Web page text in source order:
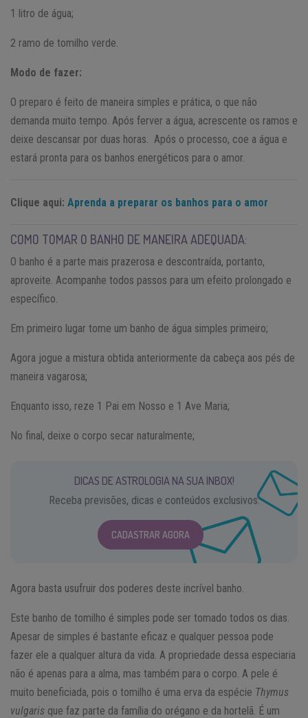
1 litro de água;
2 ramo de tomilho verde.
Modo de fazer:
O preparo é feito de maneira simples e prática, o que não
demanda muito tempo. Após ferver a água, acrescente os ramos e
deixe descansar por duas horas. Após o processo, coe a água e
estará pronta para os banhos energéticos para o amor.
Clique aqui: Aprenda a preparar os banhos para o amor
COMO TOMAR O BANHO DE MANEIRA ADEQUADA:
O banho é a parte mais prazerosa e descontraída, portanto,
aproveite. Acompanhe todos passos para um efeito prolongado e
específico.
Em primeiro lugar tome um banho de água simples primeiro;
Agora jogue a mistura obtida anteriormente da cabeça aos pés de
maneira vagarosa;
Enquanto isso, reze 1 Pai em Nosso e 1 Ave Maria;
No final, deixe o corpo secar naturalmente;
DICAS DE ASTROLOGIA NA SUA INBOX!
Receba previsões, dicas e conteúdos exclusivos.
CADASTRAR AGORA
Agora basta usufruir dos poderes deste incrível banho.
Este banho de tomilho é simples pode ser tomado todos os dias.
Apesar de simples é bastante eficaz e qualquer pessoa pode
fazer ele a qualquer altura da vida. A propriedade dessa especiaria
não é apenas para a alma, mas também para o corpo. A pele é
muito beneficiada, pois o tomilho é uma erva da espécie Thymus
vulgaris que faz parte da família do orégano e da hortelã. É um